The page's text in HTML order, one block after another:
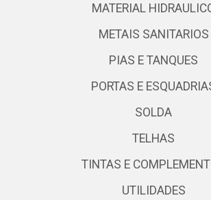
MATERIAL
METAIS SANITARIOS
PIAS E TANQUES
PORTAS E
SOLDA
TELHAS
TINTAS E
UTILIDADES